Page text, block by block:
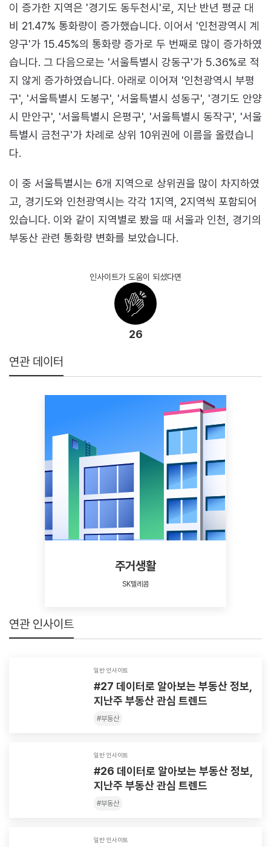
이 증가한 지역은 '경기도 동두천시'로, 지난 반년 평균 대
비 21.47% 통화량이 증가했습니다. 이어서 '인천광역시 계
양구'가 15.45%의 통화량 증가로 두 번째로 많이 증가하였
습니다. 그 다음으로는 '서울특별시 강동구'가 5.36%로 적
지 않게 증가하였습니다. 아래로 이어져 '인천광역시 부평
구', '서울특별시 도봉구', '서울특별시 성동구', '경기도 안양
시 만안구', '서울특별시 은평구', '서울특별시 동작구', '서울
특별시 금천구'가 차례로 상위 10위권에 이름을 올렸습니
다.
이 중 서울특별시는 6개 지역으로 상위권을 많이 차지하였
고, 경기도와 인천광역시는 각각 1지역, 2지역씩 포함되어
있습니다. 이와 같이 지역별로 봤을 때 서울과 인천, 경기의
부동산 관련 통화량 변화를 보았습니다.
인사이트가 도움이 되셨다면
26
연관 데이터
주거생활
SK텔레콤
연관 인사이트
일반 인사이트
#27 데이터로 알아보는 부동산 정보,
지난주 부동산 관심 트렌드
#부동산
일반 인사이트
#26 데이터로 알아보는 부동산 정보,
지난주 부동산 관심 트렌드
#부동산
일반 인사이트